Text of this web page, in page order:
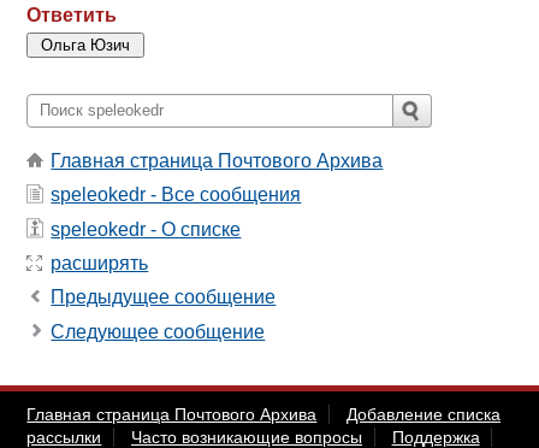
Ответить
Главная страница Почтового Архива
speleokedr - Все сообщения
speleokedr - О списке
расширять
Предыдущее сообщение
Следующее сообщение
Главная страница Почтового Архива
Добавление списка
рассылки
Часто возникающие вопросы
Поддержка